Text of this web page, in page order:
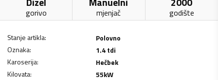
gorivo mjenjač godište
Stanje artikla:
Polovno
Oznaka:
1.4 tdi
Karoserija:
Hečbek
Kilovata: 55kW